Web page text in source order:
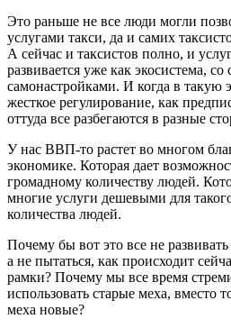
Это раньше не все люди могли
услугами такси, да и самих
А сейчас и таксистов полно, и
развивается уже как экосистема,
самонастройками. И когда в такую
жесткое регулирование, как
оттуда все разбегаются в разные
У нас ВВП-то растет во многом
экономике. Которая дает
громадному количеству людей.
многие услуги дешевыми для
количества людей.
Почему бы вот это все не
а не пытаться, как происходит
рамки? Почему мы все время
использовать старые меха, вместо
меха новые?